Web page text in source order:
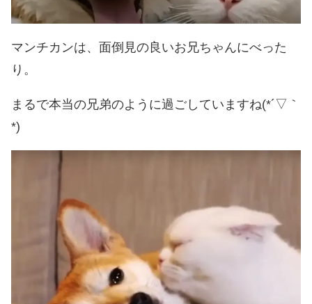
マンチカンは、面倒見の良いお兄ちゃんにべった
り。
まるで本当の兄弟のように過ごしていますね(*´▽｀
*)